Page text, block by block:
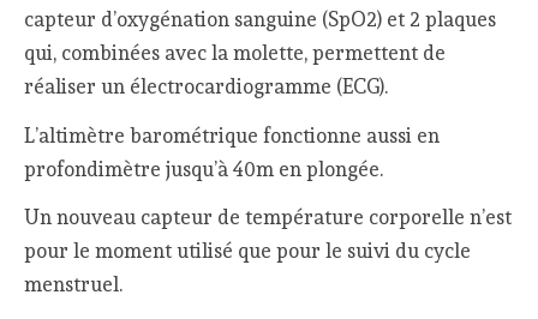
capteur d’oxygénation sanguine (SpO2) et 2 plaques
qui, combinées avec la molette, permettent de
réaliser un électrocardiogramme (ECG).
L’altimètre barométrique fonctionne aussi en
profondimètre jusqu’à 40m en plongée.
Un nouveau capteur de température corporelle n’est
pour le moment utilisé que pour le suivi du cycle
menstruel.